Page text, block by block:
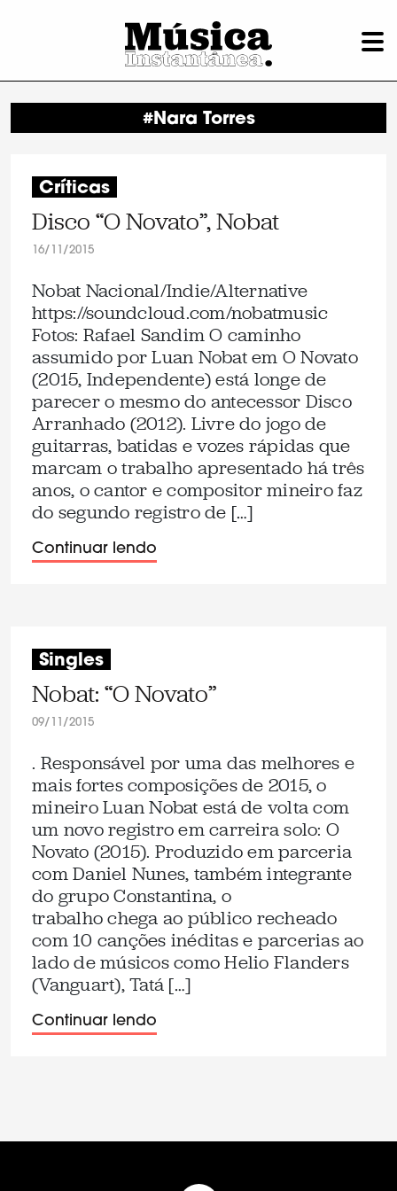
#Nara Torres
Críticas
Disco “O Novato”, Nobat
16/11/2015
Nobat Nacional/Indie/Alternative
https://soundcloud.com/nobatmusic
Fotos: Rafael Sandim O caminho
assumido por Luan Nobat em O Novato
(2015, Independente) está longe de
parecer o mesmo do antecessor Disco
Arranhado (2012). Livre do jogo de
guitarras, batidas e vozes rápidas que
marcam o trabalho apresentado há três
anos, o cantor e compositor mineiro faz
do segundo registro de […]
Continuar lendo
Singles
Nobat: “O Novato”
09/11/2015
. Responsável por uma das melhores e
mais fortes composições de 2015, o
mineiro Luan Nobat está de volta com
um novo registro em carreira solo: O
Novato (2015). Produzido em parceria
com Daniel Nunes, também integrante
do grupo Constantina, o
trabalho chega ao público recheado
com 10 canções inéditas e parcerias ao
lado de músicos como Helio Flanders
(Vanguart), Tatá […]
Continuar lendo